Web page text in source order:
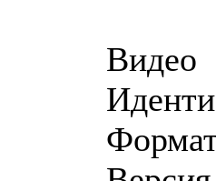
Видео